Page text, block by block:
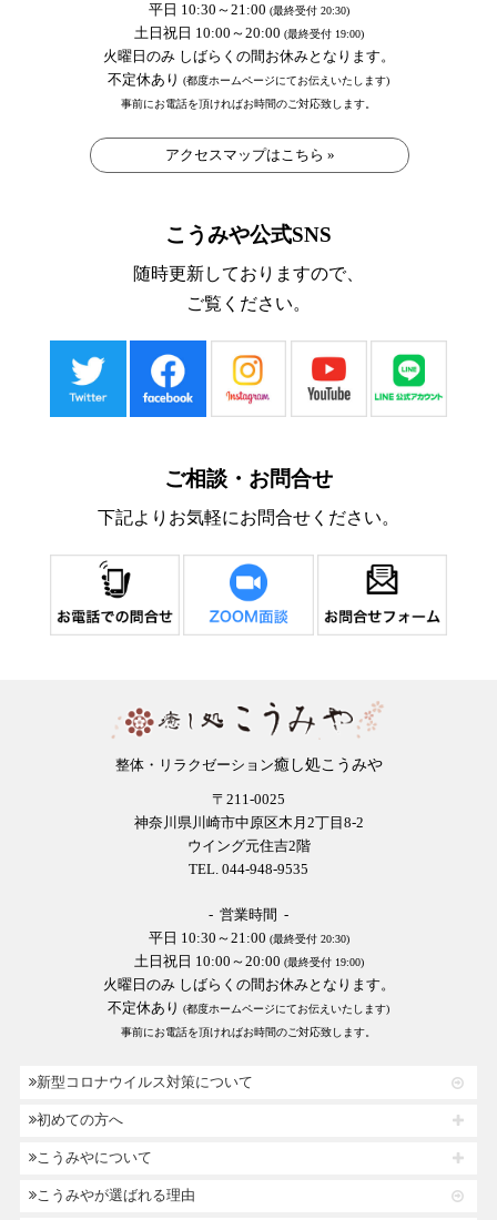
平日 10:30～21:00 (最終受付 20:30)
土日祝日 10:00～20:00 (最終受付 19:00)
火曜日のみ しばらくの間お休みとなります。
不定休あり (都度ホームページにてお伝えいたします)
事前にお電話を頂ければお時間のご対応致します。
アクセスマップはこちら »
こうみや公式SNS
随時更新しておりますので、
ご覧ください。
ご相談・お問合せ
下記よりお気軽にお問合せください。
整体・リラクゼーション癒し処こうみや
〒211-0025
神奈川県川崎市中原区木月2丁目8-2
ウイング元住吉2階
TEL. 044-948-9535
- 営業時間 -
平日 10:30～21:00 (最終受付 20:30)
土日祝日 10:00～20:00 (最終受付 19:00)
火曜日のみ しばらくの間お休みとなります。
不定休あり (都度ホームページにてお伝えいたします)
事前にお電話を頂ければお時間のご対応致します。
新型コロナウイルス対策について
初めての方へ
こうみやについて
こうみやが選ばれる理由